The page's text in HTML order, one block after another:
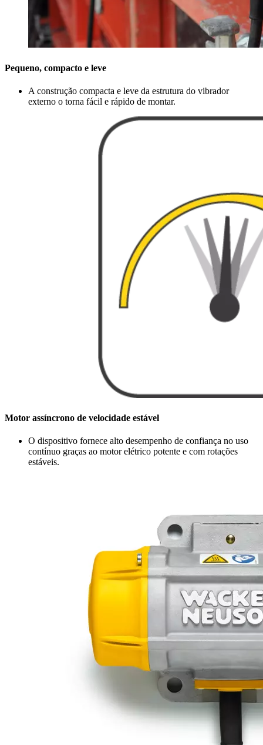
Pequeno, compacto e leve
A construção compacta e leve da estrutura do vibrador
externo o torna fácil e rápido de montar.
Motor assíncrono de velocidade estável
O dispositivo fornece alto desempenho de confiança no uso
contínuo graças ao motor elétrico potente e com rotações
estáveis.